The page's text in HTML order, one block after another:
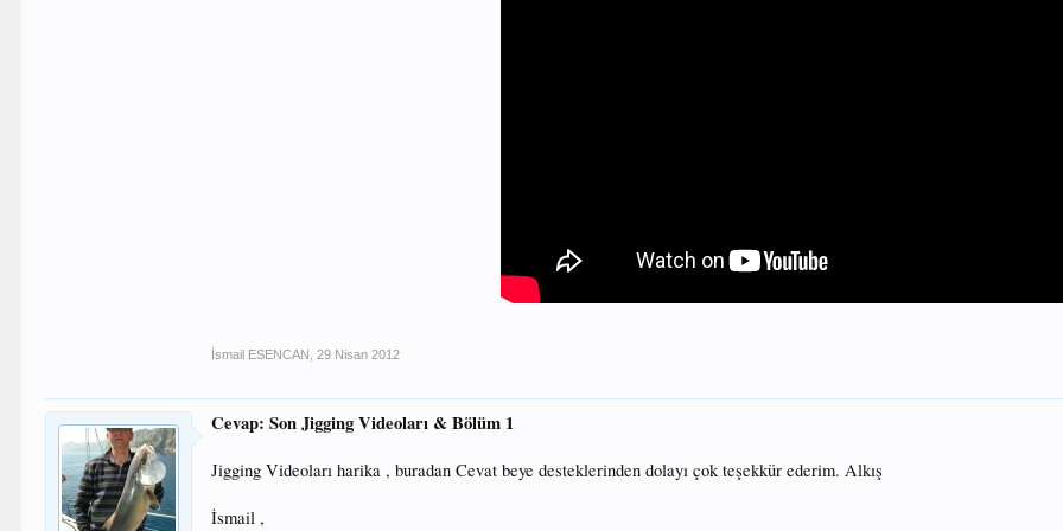
İsmail ESENCAN
29 Nisan 2012
Cevap: Son Jigging Videoları & Bölüm 1
Jigging Videoları harika , buradan Cevat beye desteklerinden dolayı çok teşekkür ederim. Alkış
İsmail ,